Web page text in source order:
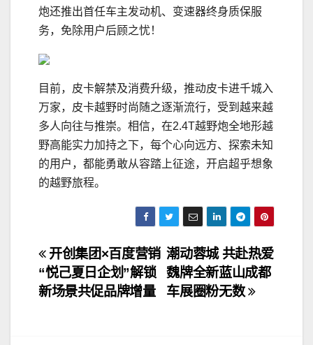
炮还推出首任车主发动机、变速器终身质保服
务，免除用户后顾之忧！
目前，皮卡解禁及消费升级，推动皮卡进千城入
万家，皮卡越野时尚随之逐渐流行，受到越来越
多人向往与推崇。相信，在2.4T越野炮全地形越
野高能实力加持之下，每个心向远方、探索未知
的用户，都能勇敢从容踏上征途，开启超乎想象
的越野旅程。
文
章
潮动蓉城 共赴热爱
魏牌全新蓝山成都
车展圈粉无数
开创集团×百度营销
“悦己夏日企划”解锁
新场景共促品牌增量